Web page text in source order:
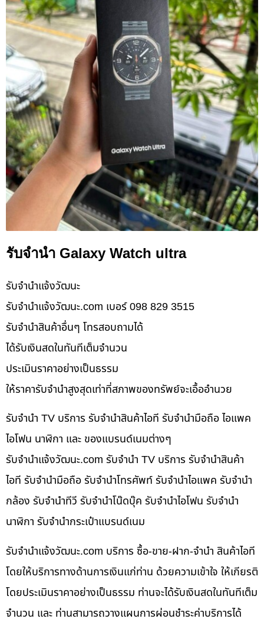
รับจำนำ Galaxy Watch ultra
รับจํานําแจ้งวัฒนะ
รับจํานําแจ้งวัฒนะ.com เบอร์ 098 829 3515
รับจำนำสินค้าอื่นๆ โทรสอบถามได้
ได้รับเงินสดในทันทีเต็มจำนวน
ประเมินราคาอย่างเป็นธรรม
ให้ราคารับจำนำสูงสุดเท่าที่สภาพของทรัพย์จะเอื้ออำนวย
รับจำนำ TV บริการ รับจำนำสินค้าไอที รับจำนำมือถือ ไอแพค
ไอโฟน นาฬิกา และ ของแบรนด์เนมต่างๆ
รับจํานําแจ้งวัฒนะ.com รับจำนำ TV บริการ รับจำนำสินค้า
ไอที รับจำนำมือถือ รับจำนำโทรศัพท์ รับจำนำไอแพค รับจำนำ
กล้อง รับจำนำทีวี รับจำนำโน๊ดบุ๊ค รับจำนำไอโฟน รับจำนำ
นาฬิกา รับจำนำกระเป๋าแบรนด์เนม
รับจํานําแจ้งวัฒนะ.com บริการ ซื้อ-ขาย-ฝาก-จำนำ สินค้าไอที
โดยให้บริการทางด้านการเงินแก่ท่าน ด้วยความเข้าใจ ให้เกียรติ
โดยประเมินราคาอย่างเป็นธรรม ท่านจะได้รับเงินสดในทันทีเต็ม
จำนวน และ ท่านสามารถวางแผนการผ่อนชำระค่าบริการได้